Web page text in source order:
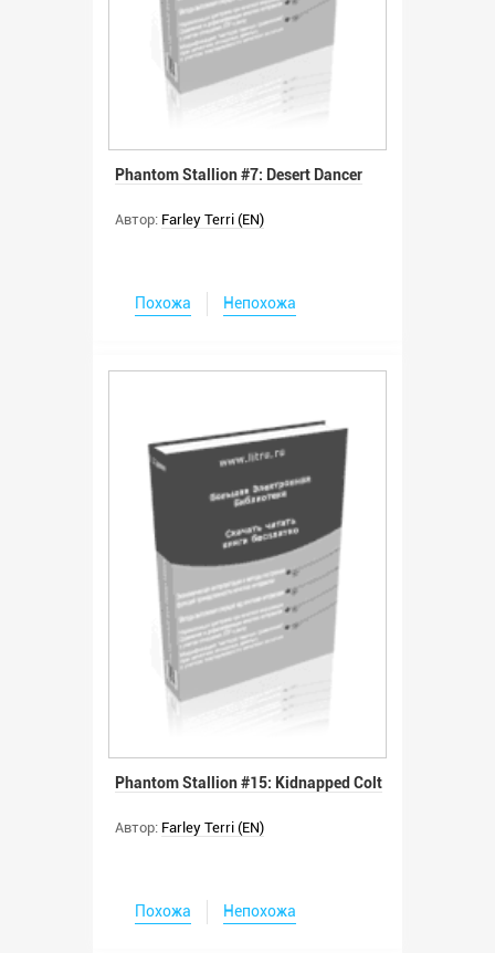
Phantom Stallion #7: Desert Dancer
Автор: Farley Terri (EN)
Похожа Непохожа
Phantom Stallion #15: Kidnapped Colt
Автор: Farley Terri (EN)
Похожа Непохожа